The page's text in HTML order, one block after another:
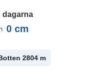
dagarna
0 cm
2804 m